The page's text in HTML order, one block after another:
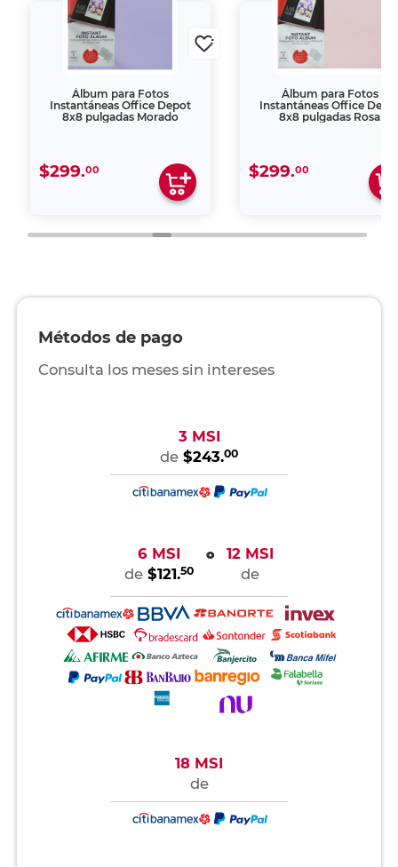
Álbum para Fotos
Instantáneas Office Depot
8x8 pulgadas Morado
$299.00
Álbum para Fotos
Instantáneas Office
8x8 pulgadas Rosa
$299.00
Métodos de pago
Consulta los meses sin intereses
3 MSI
de $243.00
6 MSI
de $121.50
o
12 MSI
de
18 MSI
de